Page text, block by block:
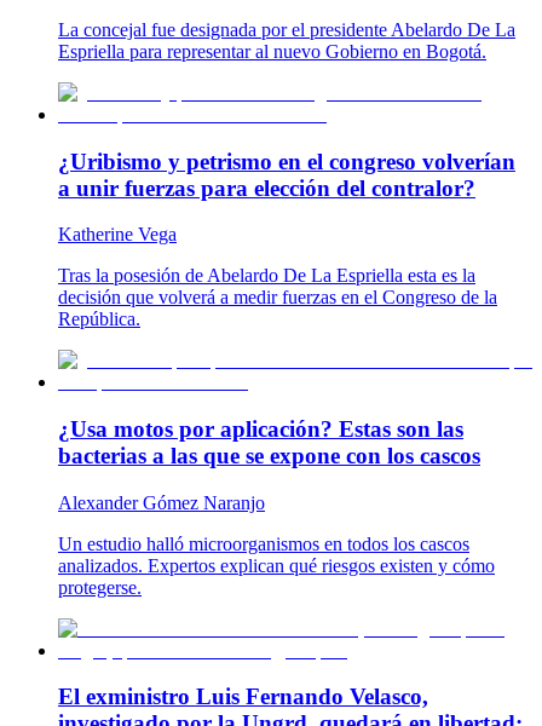
La concejal fue designada por el presidente Abelardo De La
Espriella para representar al nuevo Gobierno en Bogotá.
¿Uribismo y petrismo en el congreso volverían
a unir fuerzas para elección del contralor?
Katherine Vega
Tras la posesión de Abelardo De La Espriella esta es la
decisión que volverá a medir fuerzas en el Congreso de la
República.
¿Usa motos por aplicación? Estas son las
bacterias a las que se expone con los cascos
Alexander Gómez Naranjo
Un estudio halló microorganismos en todos los cascos
analizados. Expertos explican qué riesgos existen y cómo
protegerse.
El exministro Luis Fernando Velasco,